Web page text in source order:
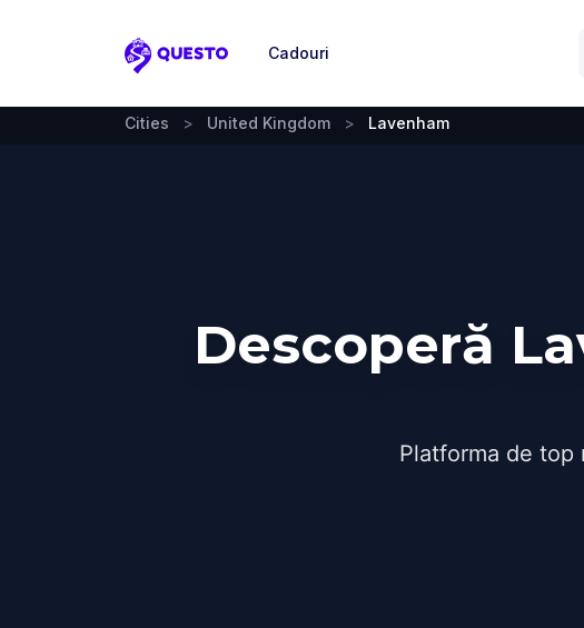
Questo
Cadouri
Cities > United Kingdom > Lavenham
Descoperă
Platforma de top